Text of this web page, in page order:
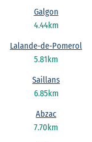
4.44km
Galgon
5.81km
Lalande-de-Pomerol
6.85km
Saillans
7.70km
Abzac